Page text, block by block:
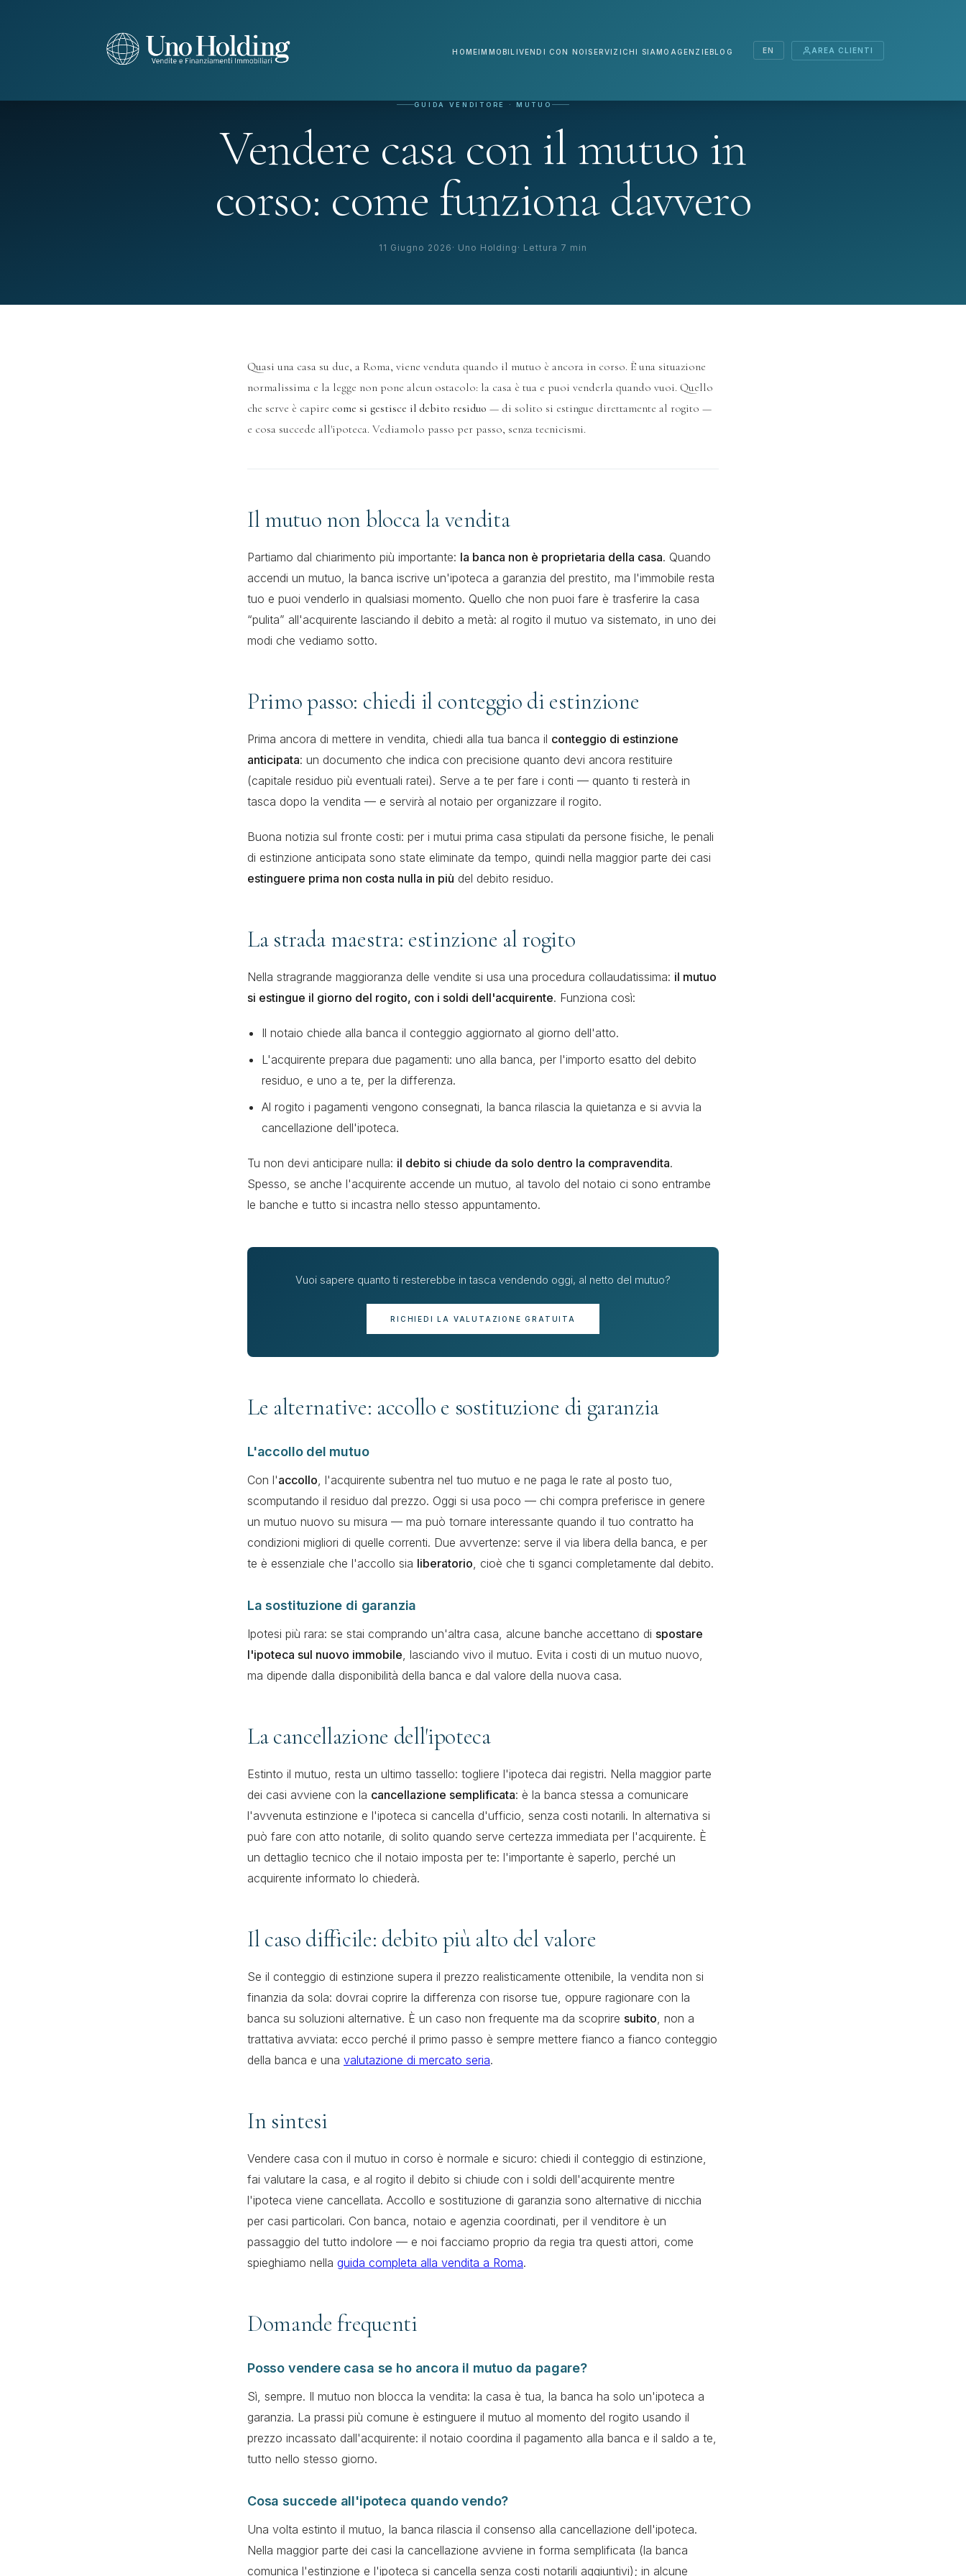
HOMEIMMOBILIVENDI CON NOISERVIZI CHI SIAMO AGENZIEBLOG EN AREA CLIENTI
GUIDA VENDITORE · MUTUO
Vendere casa con il mutuo in
corso: come funziona davvero
11 Giugno 2026 Uno Holding Lettura 7 min
Quasi una casa su due, a Roma, viene venduta quando il mutuo è ancora in corso. È una situazione
normalissima e la legge non pone alcun ostacolo: la casa è tua e puoi venderla quando vuoi. Quello
che serve è capire come si gestisce il debito residuo — di solito si estingue direttamente al rogito —
e cosa succede all'ipoteca. Vediamolo passo per passo, senza tecnicismi.
Il mutuo non blocca la vendita
Partiamo dal chiarimento più importante: la banca non è proprietaria della casa. Quando
accendi un mutuo, la banca iscrive un'ipoteca a garanzia del prestito, ma l'immobile resta
tuo e puoi venderlo in qualsiasi momento. Quello che non puoi fare è trasferire la casa
“pulita” all'acquirente lasciando il debito a metà: al rogito il mutuo va sistemato, in uno dei
modi che vediamo sotto.
Primo passo: chiedi il conteggio di estinzione
Prima ancora di mettere in vendita, chiedi alla tua banca il conteggio di estinzione
anticipata: un documento che indica con precisione quanto devi ancora restituire
(capitale residuo più eventuali ratei). Serve a te per fare i conti — quanto ti resterà in
tasca dopo la vendita — e servirà al notaio per organizzare il rogito.
Buona notizia sul fronte costi: per i mutui prima casa stipulati da persone fisiche, le penali
di estinzione anticipata sono state eliminate da tempo, quindi nella maggior parte dei casi
estinguere prima non costa nulla in più del debito residuo.
La strada maestra: estinzione al rogito
Nella stragrande maggioranza delle vendite si usa una procedura collaudatissima: il mutuo
si estingue il giorno del rogito, con i soldi dell'acquirente. Funziona così:
Il notaio chiede alla banca il conteggio aggiornato al giorno dell'atto.
L'acquirente prepara due pagamenti: uno alla banca, per l'importo esatto del debito
residuo, e uno a te, per la differenza.
Al rogito i pagamenti vengono consegnati, la banca rilascia la quietanza e si avvia la
cancellazione dell'ipoteca.
Tu non devi anticipare nulla: il debito si chiude da solo dentro la compravendita.
Spesso, se anche l'acquirente accende un mutuo, al tavolo del notaio ci sono entrambe
le banche e tutto si incastra nello stesso appuntamento.
Vuoi sapere quanto ti resterebbe in tasca vendendo oggi, al netto del mutuo?
RICHIEDI LA VALUTAZIONE GRATUITA
Le alternative: accollo e sostituzione di garanzia
L'accollo del mutuo
Con l'accollo, l'acquirente subentra nel tuo mutuo e ne paga le rate al posto tuo,
scomputando il residuo dal prezzo. Oggi si usa poco — chi compra preferisce in genere
un mutuo nuovo su misura — ma può tornare interessante quando il tuo contratto ha
condizioni migliori di quelle correnti. Due avvertenze: serve il via libera della banca, e per
te è essenziale che l'accollo sia liberatorio, cioè che ti sganci completamente dal debito.
La sostituzione di garanzia
Ipotesi più rara: se stai comprando un'altra casa, alcune banche accettano di spostare
l'ipoteca sul nuovo immobile, lasciando vivo il mutuo. Evita i costi di un mutuo nuovo,
ma dipende dalla disponibilità della banca e dal valore della nuova casa.
La cancellazione dell'ipoteca
Estinto il mutuo, resta un ultimo tassello: togliere l'ipoteca dai registri. Nella maggior parte
dei casi avviene con la cancellazione semplificata: è la banca stessa a comunicare
l'avvenuta estinzione e l'ipoteca si cancella d'ufficio, senza costi notarili. In alternativa si
può fare con atto notarile, di solito quando serve certezza immediata per l'acquirente. È
un dettaglio tecnico che il notaio imposta per te: l'importante è saperlo, perché un
acquirente informato lo chiederà.
Il caso difficile: debito più alto del valore
Se il conteggio di estinzione supera il prezzo realisticamente ottenibile, la vendita non si
finanzia da sola: dovrai coprire la differenza con risorse tue, oppure ragionare con la
banca su soluzioni alternative. È un caso non frequente ma da scoprire subito, non a
trattativa avviata: ecco perché il primo passo è sempre mettere fianco a fianco conteggio
della banca e una valutazione di mercato seria.
In sintesi
Vendere casa con il mutuo in corso è normale e sicuro: chiedi il conteggio di estinzione,
fai valutare la casa, e al rogito il debito si chiude con i soldi dell'acquirente mentre
l'ipoteca viene cancellata. Accollo e sostituzione di garanzia sono alternative di nicchia
per casi particolari. Con banca, notaio e agenzia coordinati, per il venditore è un
passaggio del tutto indolore — e noi facciamo proprio da regia tra questi attori, come
spieghiamo nella guida completa alla vendita a Roma.
Domande frequenti
Posso vendere casa se ho ancora il mutuo da pagare?
Sì, sempre. Il mutuo non blocca la vendita: la casa è tua, la banca ha solo un'ipoteca a
garanzia. La prassi più comune è estinguere il mutuo al momento del rogito usando il
prezzo incassato dall'acquirente: il notaio coordina il pagamento alla banca e il saldo a te,
tutto nello stesso giorno.
Cosa succede all'ipoteca quando vendo?
Una volta estinto il mutuo, la banca rilascia il consenso alla cancellazione dell'ipoteca.
Nella maggior parte dei casi la cancellazione avviene in forma semplificata (la banca
comunica l'estinzione e l'ipoteca si cancella senza costi notarili aggiuntivi); in alcune